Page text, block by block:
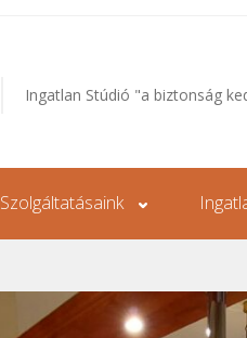
Ingatlan Stúdió "a biztonság
Szolgáltatásaink